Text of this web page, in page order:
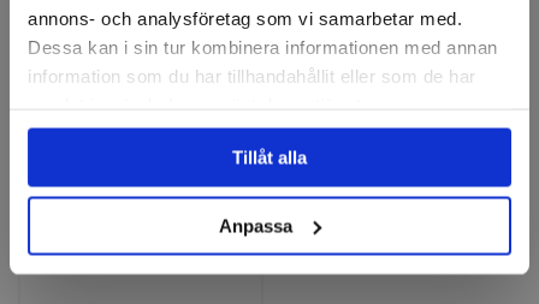
annons- och analysföretag som vi samarbetar med.
Dessa kan i sin tur kombinera informationen med annan
information som du har tillhandahållit eller som de har
Tillåt alla
Anpassa
Pinnfräs DIN 844K PM TiAIN